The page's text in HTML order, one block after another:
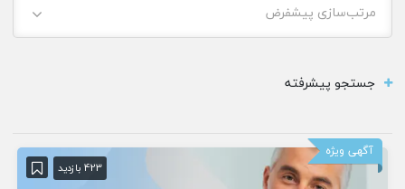
مرتب‌سازی پیشفرض
جستجو پیشرفته
آگهی ویژه
423 بازدید